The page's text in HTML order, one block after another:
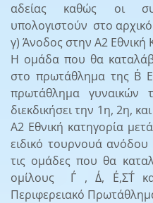
αδείας καθώς οι
υπολογιστούν στο
γ) Άνοδος στην Α2 Εθνική
Η ομάδα που θα
στο πρωτάθλημα της Β΄
πρωτάθλημα γυναικών
διεκδικήσει την 1η, 2η,
Α2 Εθνική κατηγορία
ειδικό τουρνουά
τις ομάδες που θα
ομίλους Γ΄ , Δ΄, Ε΄,ΣΤ΄
Περιφερειακό